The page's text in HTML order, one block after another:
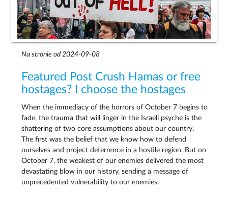
Na stronie od 2024-09-08
Featured Post Crush Hamas or free
hostages? I choose the hostages
When the immediacy of the horrors of October 7 begins to
fade, the trauma that will linger in the Israeli psyche is the
shattering of two core assumptions about our country.
The first was the belief that we know how to defend
ourselves and project deterrence in a hostile region. But on
October 7, the weakest of our enemies delivered the most
devastating blow in our history, sending a message of
unprecedented vulnerability to our enemies.